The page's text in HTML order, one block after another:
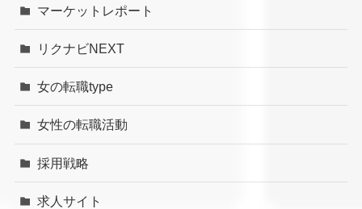
マーケットレポート
リクナビNEXT
女の転職type
女性の転職活動
採用戦略
求人サイト